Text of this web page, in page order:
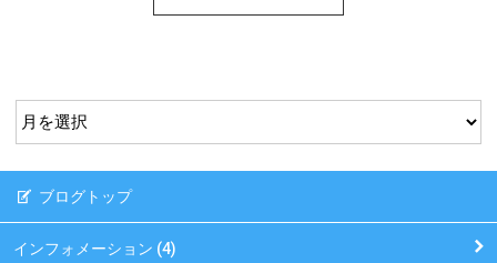
ブログトップ
インフォメーション (4)